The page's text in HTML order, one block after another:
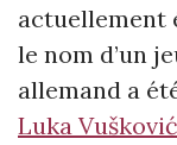
actuellement
le nom d’un
allemand a
Luka